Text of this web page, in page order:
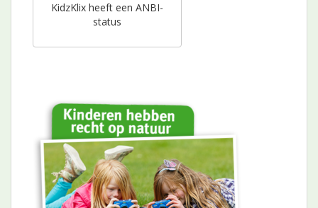
KidzKlix heeft een ANBI-
status